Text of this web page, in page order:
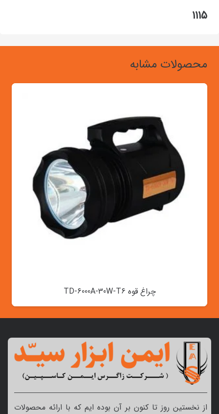
۱۱۱۵
محصولات مشابه
چراغ قوه TD-6000A-30W-T6
از نخستین روز تا کنون بر آن بوده ایم که با ارائه محصولات